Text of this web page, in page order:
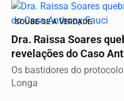
SOUBE-SE A VERDADE
Dra. Raissa Soares
Os bastidores do
Longa